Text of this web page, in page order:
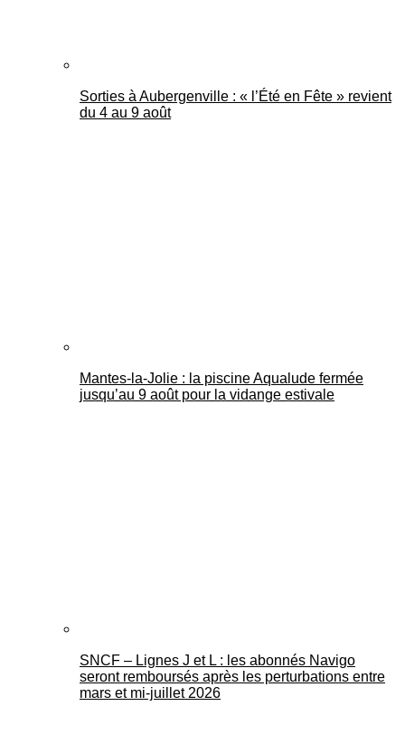
Sorties à Aubergenville : « l’Été en Fête » revient
du 4 au 9 août
Mantes-la-Jolie : la piscine Aqualude fermée
jusqu’au 9 août pour la vidange estivale
SNCF – Lignes J et L : les abonnés Navigo
seront remboursés après les perturbations entre
mars et mi-juillet 2026